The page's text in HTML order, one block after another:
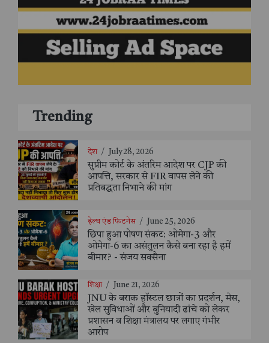
Trending
देश / July 28, 2026
सुप्रीम कोर्ट के अंतरिम आदेश पर CJP की
आपत्ति, सरकार से FIR वापस लेने की
प्रतिबद्धता निभाने की मांग
हेल्थ एंड फिटनेस / June 25, 2026
छिपा हुआ पोषण संकट: ओमेगा-3 और
ओमेगा-6 का असंतुलन कैसे बना रहा है हमें
बीमार? - संजय सक्सैना
शिक्षा / June 21, 2026
JNU के बराक हॉस्टल छात्रों का प्रदर्शन, मेस,
खेल सुविधाओं और बुनियादी ढांचे को लेकर
प्रशासन व शिक्षा मंत्रालय पर लगाए गंभीर
आरोप